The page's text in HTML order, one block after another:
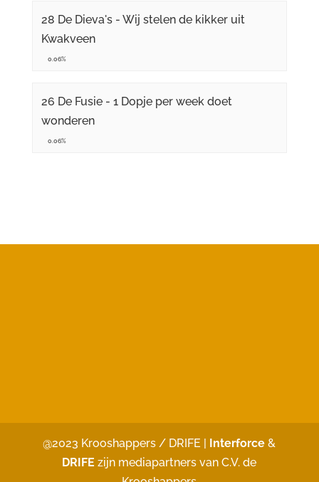
28 De Dieva's - Wij stelen de kikker uit
Kwakveen
0.06%
26 De Fusie - 1 Dopje per week doet
wonderen
0.06%
@2023 Krooshappers / DRIFE | Interforce&
DRIFE zijn mediapartners van C.V. de